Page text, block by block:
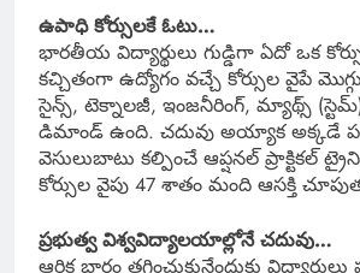
ఉపాధి కోర్సులకే ఓటు…
భారతీయ విద్యార్థులు గుడ్డిగా ఏదో ఒక
కచ్చితంగా ఉద్యోగం వచ్చే కోర్సుల వైపే
సైన్స్, టెక్నాలజీ, ఇంజనీరింగ్, మ్యాథ్స్
డిమాండ్ ఉంది. చదువు అయ్యాక అక్కడే
వెసులుబాటు కల్పించే ఆప్షనల్ ప్రాక్టికల్
కోర్సుల వైపు 47 శాతం మంది ఆసక్తి
ప్రభుత్వ విశ్వవిద్యాలయాల్లోనే చదువు…
ఆర్థిక భారం తగ్గించుకునేందుకు